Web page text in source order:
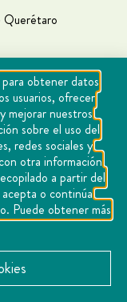
Querétaro
| v 1.1
obtener datos
usuarios, ofrecer
mejorar nuestros
sobre el uso del
redes sociales y
otra información
a partir del
o continúa
Puede obtener más